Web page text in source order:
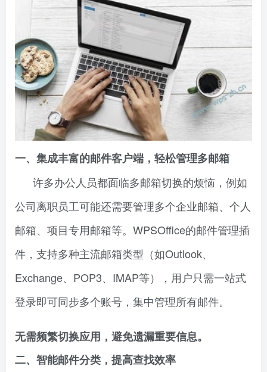
一、集成丰富的邮件客户端，轻松管理多邮箱
许多办公人员都面临多邮箱切换的烦恼，例如
公司离职员工可能还需要管理多个企业邮箱、个人
邮箱、项目专用邮箱等。WPSOffice的邮件管理插
件，支持多种主流邮箱类型（如Outlook、
Exchange、POP3、IMAP等），用户只需一站式
登录即可同步多个账号，集中管理所有邮件。
无需频繁切换应用，避免遗漏重要信息。
二、智能邮件分类，提高查找效率